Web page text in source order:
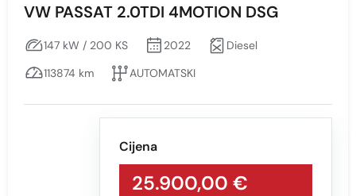
VW PASSAT 2.0TDI 4MOTION DSG
147 kW / 200 KS 2022
Diesel
113874 km
AUTOMATSKI
Cijena
25.900,00 €